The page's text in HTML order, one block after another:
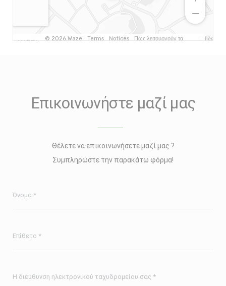
Επικοινωνήστε μαζί μας
Θέλετε να επικοινωνήσετε μαζί μας ?
Συμπληρώστε την παρακάτω φόρμα!